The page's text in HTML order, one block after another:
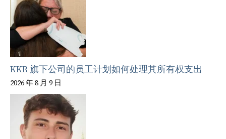
KKR 旗下公司的员工计划如何处理其所有权支出
2026 年 8 月 9 日